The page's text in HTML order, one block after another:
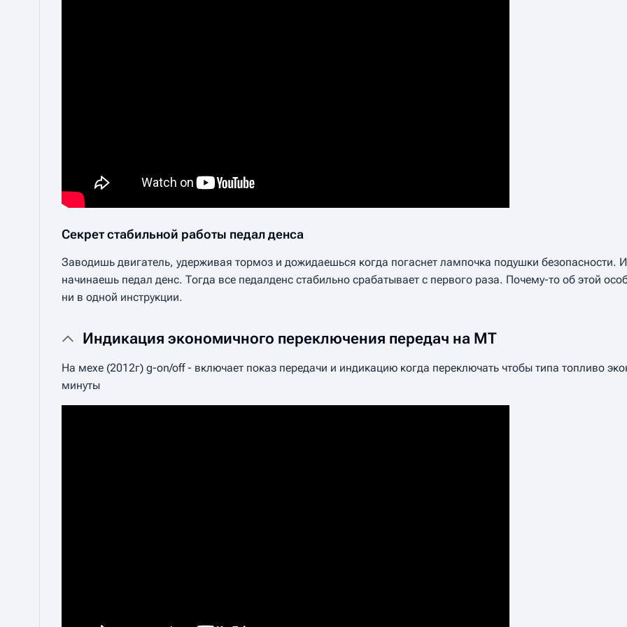
Секрет стабильной работы педал денса
Заводишь двигатель, удерживая тормоз и дожидаешься когда погаснет лампочка подушки безопасности.
начинаешь педал денс. Тогда все педалденс стабильно срабатывает с первого раза. Почему-то об этой
ни в одной инструкции.
Индикация экономичного переключения передач на MT
На мехе (2012г) g-on/off - включает показ передачи и индикацию когда переключать чтобы типа топливо
минуты